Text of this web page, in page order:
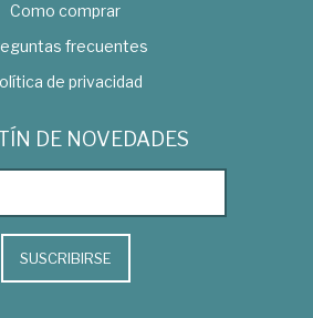
Como comprar
frecuentes
de privacidad
DE NOVEDADES
SUSCRIBIRSE